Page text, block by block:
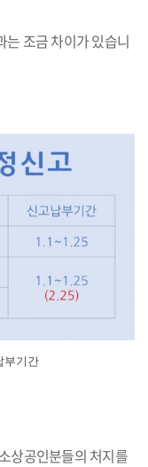
조금 차이가 있습니
부기간
상공인분들의 처지를